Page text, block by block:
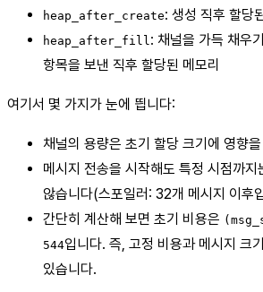
heap_after_create: 생성 직후 할당
heap_after_fill: 채널을 가득 채우
항목을 보낸 직후 할당된 메모리
여기서 몇 가지가 눈에 띕니다:
채널의 용량은 초기 할당 크기에 영향
메시지 전송을 시작해도 특정 시점까지
않습니다(스포일러: 32개 메시지 이후
간단히 계산해 보면 초기 비용은
544입니다. 즉, 고정 비용과 메시지 크
있습니다.